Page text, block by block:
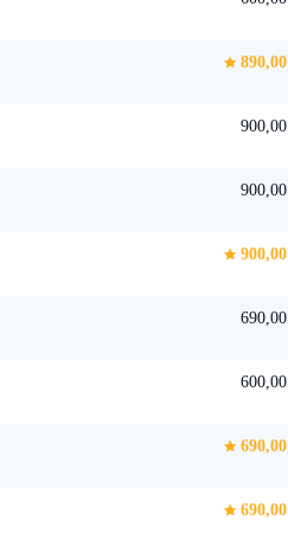
890,00
900,00
900,00
900,00
690,00
600,00
690,00
690,00